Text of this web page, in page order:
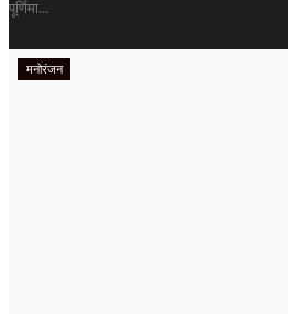
पूर्णिमा...
मनोरंजन